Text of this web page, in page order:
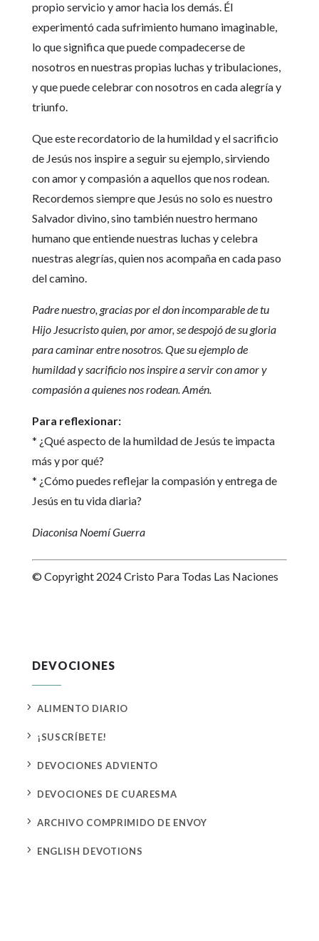
propio servicio y amor hacia los demás. Él
experimentó cada sufrimiento humano imaginable,
lo que significa que puede compadecerse de
nosotros en nuestras propias luchas y tribulaciones,
y que puede celebrar con nosotros en cada alegría y
triunfo.
Que este recordatorio de la humildad y el sacrificio
de Jesús nos inspire a seguir su ejemplo, sirviendo
con amor y compasión a aquellos que nos rodean.
Recordemos siempre que Jesús no solo es nuestro
Salvador divino, sino también nuestro hermano
humano que entiende nuestras luchas y celebra
nuestras alegrías, quien nos acompaña en cada paso
del camino.
Padre nuestro, gracias por el don incomparable de tu
Hijo Jesucristo quien, por amor, se despojó de su gloria
para caminar entre nosotros. Que su ejemplo de
humildad y sacrificio nos inspire a servir con amor y
compasión a quienes nos rodean. Amén.
Para reflexionar:
* ¿Qué aspecto de la humildad de Jesús te impacta
más y por qué?
* ¿Cómo puedes reflejar la compasión y entrega de
Jesús en tu vida diaria?
Diaconisa Noemí Guerra
© Copyright 2024 Cristo Para Todas Las Naciones
DEVOCIONES
5 ALIMENTO DIARIO
5 ¡SUSCRÍBETE!
5 DEVOCIONES ADVIENTO
5 DEVOCIONES DE CUARESMA
5 ARCHIVO COMPRIMIDO DE ENVOY
5 ENGLISH DEVOTIONS